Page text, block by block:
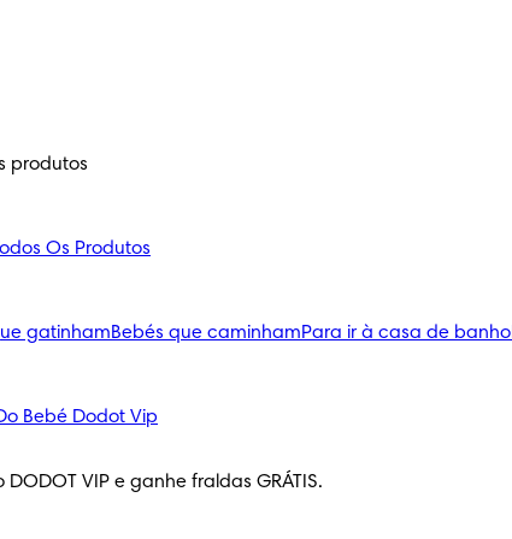
produtos
Os Produtos
gatinhamBebés que caminhamPara ir à casa de banho
Bebé Dodot Vip
VIP e ganhe fraldas GRÁTIS.